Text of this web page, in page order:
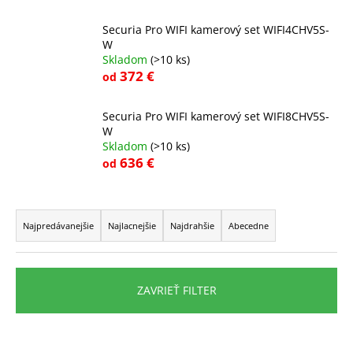
Securia Pro WIFI kamerový set WIFI4CHV5S-
W
Skladom (>10 ks)
od 372 €
Securia Pro WIFI kamerový set WIFI8CHV5S-
W
Skladom (>10 ks)
od 636 €
R
a
d
e
i
Najpredávanejšie Najlacnejšie Najdrahšie Abecedne
ZAVRIEŤ FILTER
HĽADAŤ
d
p
o
a